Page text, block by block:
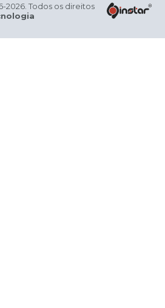
2026. Todos os direitos